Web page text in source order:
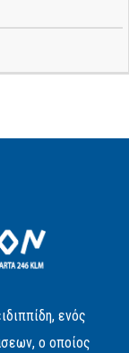
ενός
ο οποίος